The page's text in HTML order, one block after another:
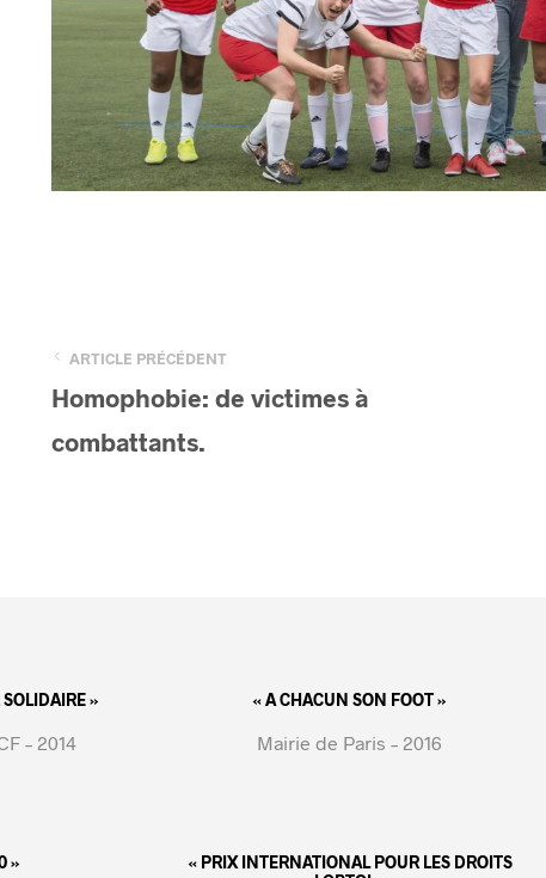
ARTICLE PRÉCÉDENT
Homophobie: de victimes à
combattants.
»
– 2014
« A CHACUN SON FOOT »
Mairie de Paris – 2016
»
« PRIX INTERNATIONAL POUR LES DROITS